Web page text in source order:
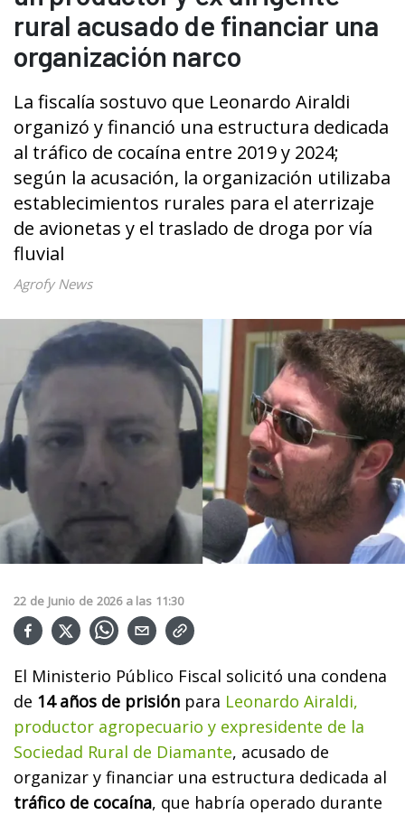
rural acusado de financiar una
organización narco
La fiscalía sostuvo que Leonardo Airaldi
organizó y financió una estructura dedicada
al tráfico de cocaína entre 2019 y 2024;
según la acusación, la organización utilizaba
establecimientos rurales para el aterrizaje
de avionetas y el traslado de droga por vía
fluvial
Agrofy News
22 de Junio de 2026 a las 11:30
El Ministerio Público Fiscal solicitó una condena
de 14 años de prisión para Leonardo Airaldi,
productor agropecuario y expresidente de la
Sociedad Rural de Diamante, acusado de
organizar y financiar una estructura dedicada al
tráfico de cocaína, que habría operado durante